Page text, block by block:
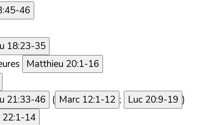
46
18:23-35
Matthieu 20:1-16
21:33-46 ( Marc 12:1-12 ; Luc 20:9-19 )
22:1-14